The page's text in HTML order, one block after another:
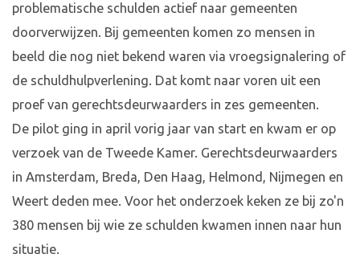
problematische schulden actief naar gemeenten
doorverwijzen. Bij gemeenten komen zo mensen in
beeld die nog niet bekend waren via vroegsignalering of
de schuldhulpverlening. Dat komt naar voren uit een
proef van gerechtsdeurwaarders in zes gemeenten.
De pilot ging in april vorig jaar van start en kwam er op
verzoek van de Tweede Kamer. Gerechtsdeurwaarders
in Amsterdam, Breda, Den Haag, Helmond, Nijmegen en
Weert deden mee. Voor het onderzoek keken ze bij zo'n
380 mensen bij wie ze schulden kwamen innen naar hun
situatie.